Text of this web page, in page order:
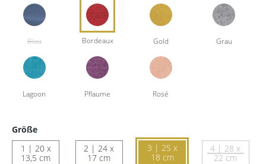
Größe
1 | 20 x
13,5 cm
2 | 24 x
17 cm
3 | 25 x
18 cm
4 | 28 x
22 cm